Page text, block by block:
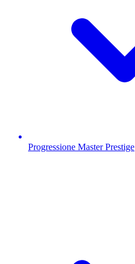
Progressione Master Prestige